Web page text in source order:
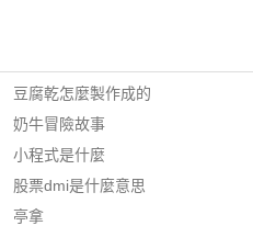
豆腐乾怎麼製作成的
奶牛冒險故事
小程式是什麼
股票dmi是什麼意思
亭拿